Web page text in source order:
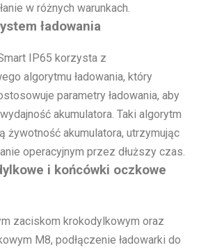
w różnych warunkach.
ładowania
IP65 korzysta z
algorytmu ładowania, który
parametry ładowania, aby
akumulatora. Taki algorytm
żywotność akumulatora, utrzymując
operacyjnym przez dłuższy czas.
i końcówki oczkowe
zaciskom krokodylkowym oraz
M8, podłączenie ładowarki do